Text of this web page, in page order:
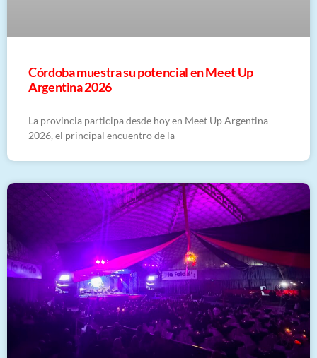
Córdoba muestra su potencial en Meet Up
Argentina 2026
La provincia participa desde hoy en Meet Up Argentina
2026, el principal encuentro de la